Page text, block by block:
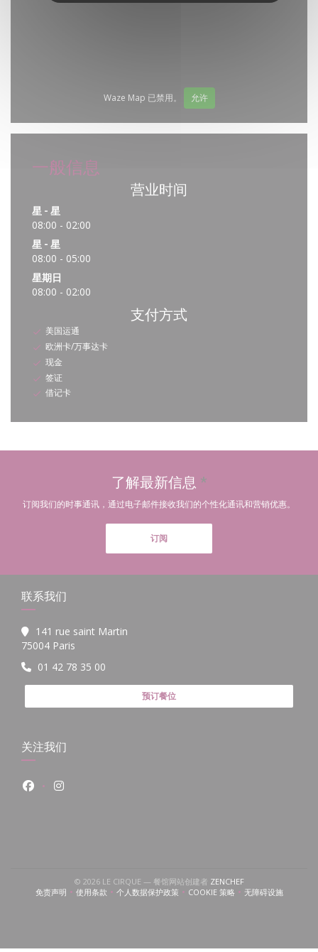
Waze Map 已禁用。 允许
一般信息
营业时间
星 - 星
08:00 - 02:00
星 - 星
08:00 - 05:00
星期日
08:00 - 02:00
支付方式
美国运通
欧洲卡/万事达卡
现金
签证
借记卡
了解最新信息 *
订阅我们的时事通讯，通过电子邮件接收我们的个性化通讯和营销优惠。
订阅
联系我们
141 rue saint Martin
75004 Paris
01 42 78 35 00
预订餐位
关注我们
Facebook ((在新窗口中打开))
Instagram ((在新窗口中打开))
© 2026 LE CIRQUE — 餐馆网站创建者 ZENCHEF((在新窗口中打开))
免责声明((在新窗口中打开))
使用条款((在新窗口中打开))
个人数据保护政策((在新窗口中打开))
COOKIE 策略((在新窗口中打开))
无障碍设施
((在新窗口中打